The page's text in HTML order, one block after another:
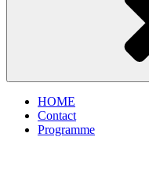
HOME
Contact
Programme